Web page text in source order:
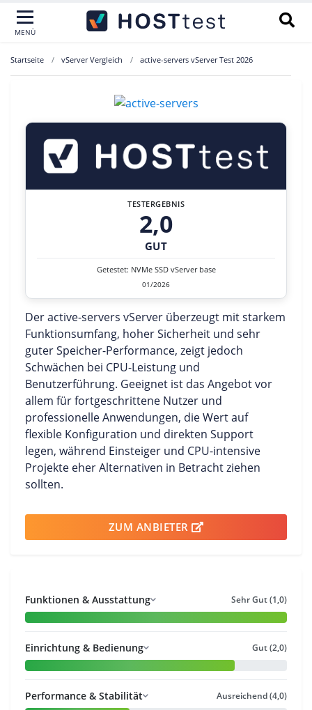
MENÜ
Startseite vServer Vergleich active-servers vServer Test 2026
TESTERGEBNIS
2,0
GUT
Getestet: NVMe SSD vServer base
01/2026
Der active-servers vServer überzeugt mit starkem
Funktionsumfang, hoher Sicherheit und sehr
guter Speicher-Performance, zeigt jedoch
Schwächen bei CPU-Leistung und
Benutzerführung. Geeignet ist das Angebot vor
allem für fortgeschrittene Nutzer und
professionelle Anwendungen, die Wert auf
flexible Konfiguration und direkten Support
legen, während Einsteiger und CPU-intensive
Projekte eher Alternativen in Betracht ziehen
sollten.
ZUM ANBIETER
Funktionen & Ausstattung Sehr Gut (1,0)
Einrichtung & Bedienung Gut (2,0)
Performance & Stabilität Ausreichend (4,0)